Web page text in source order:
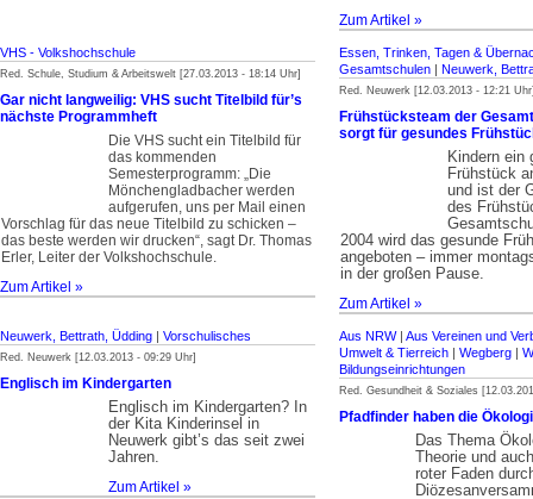
Zum Artikel »
VHS - Volkshochschule
Red. Schule, Studium & Arbeitswelt [27.03.2013 - 18:14 Uhr]
Gar nicht langweilig: VHS sucht Titelbild für’s
nächste Programmheft
Die VHS sucht ein Titelbild für
das kommenden
Semesterprogramm: „Die
Mönchengladbacher werden
aufgerufen, uns per Mail einen
Vorschlag für das neue Titelbild zu schicken –
das beste werden wir drucken“, sagt Dr. Thomas
Erler, Leiter der Volkshochschule.
Zum Artikel »
Essen, Trinken, Tagen &
Gesamtschulen | Neuwerk,
Red. Neuwerk [12.03.2013 - 12:21
Frühstücksteam der
sorgt für gesundes
Kindern ein
Frühstück
und ist der
des
2004 wird das gesunde
angeboten – immer
in der großen Pause.
Zum Artikel »
Neuwerk, Bettrath, Üdding | Vorschulisches
Red. Neuwerk [12.03.2013 - 09:29 Uhr]
Englisch im Kindergarten
Englisch im Kindergarten? In
der Kita Kinderinsel in
Neuwerk gibt’s das seit zwei
Jahren.
Zum Artikel »
Aus NRW| Aus Vereinen und
Umwelt & Tierreich | Wegberg |
Bildungseinrichtungen
Red. Gesundheit & Soziales
Pfadfinder haben die
Das Thema
Theorie und
roter Faden